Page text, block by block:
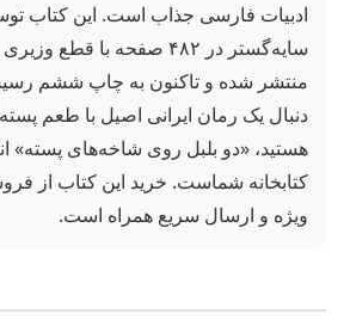
ادبیات فارسی جذاب است. این کتاب
سایه‌گستر در ۴۸۲ صفحه با قطع
منتشر شده و تاکنون به چاپ ششم
دنبال یک رمان ایرانی اصیل با طعم
هستید، «دو بلبل روی شاخه‌های پسته»
کتابخانه شماست. خرید این کتاب از
ویژه و ارسال سریع همراه است.